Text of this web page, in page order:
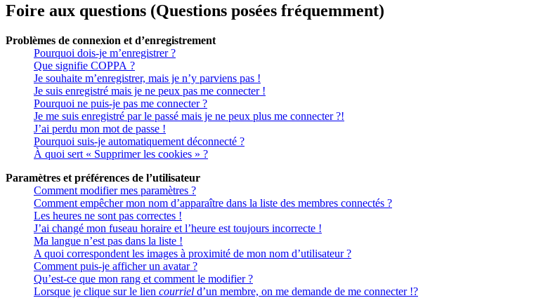
Foire aux questions (Questions posées fréquemment)
Problèmes de connexion et d’enregistrement
Pourquoi dois-je m’enregistrer ?
Que signifie COPPA ?
Je souhaite m’enregistrer, mais je n’y parviens pas !
Je suis enregistré mais je ne peux pas me connecter !
Pourquoi ne puis-je pas me connecter ?
Je me suis enregistré par le passé mais je ne peux plus me connecter ?!
J’ai perdu mon mot de passe !
Pourquoi suis-je automatiquement déconnecté ?
À quoi sert « Supprimer les cookies » ?
Paramètres et préférences de l’utilisateur
Comment modifier mes paramètres ?
Comment empêcher mon nom d’apparaître dans la liste des membres connectés ?
Les heures ne sont pas correctes !
J’ai changé mon fuseau horaire et l’heure est toujours incorrecte !
Ma langue n’est pas dans la liste !
A quoi correspondent les images à proximité de mon nom d’utilisateur ?
Comment puis-je afficher un avatar ?
Qu’est-ce que mon rang et comment le modifier ?
Lorsque je clique sur le lien courriel d’un membre, on me demande de me connecter !?